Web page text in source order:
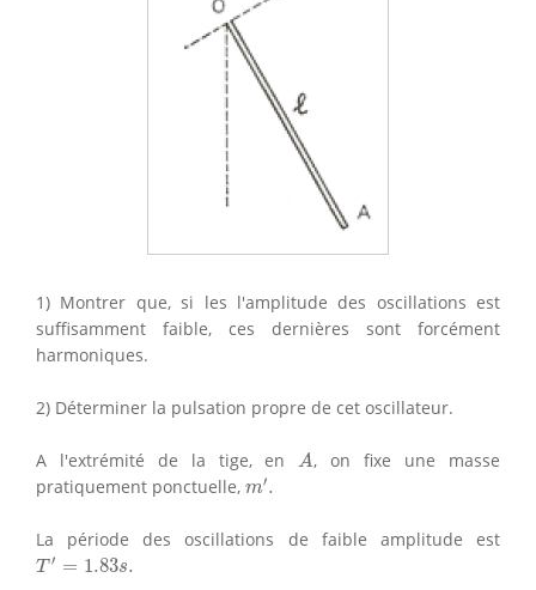
1) Montrer que, si les l'amplitude des oscillations est
suffisamment faible, ces dernières sont forcément
harmoniques.
2) Déterminer la pulsation propre de cet oscillateur.
A l'extrémité de la tige, en A
A , on fixe une masse
pratiquement ponctuelle, m′.
m′.
La période des oscillations de faible amplitude est
T ′ = 1.83s.
T′= 1.83s.